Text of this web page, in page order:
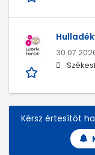
Kérsz értesítőt